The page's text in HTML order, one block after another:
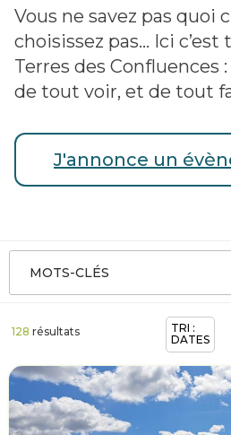
Vous ne savez pas quoi
choisissez pas... Ici c’est
Terres des Confluences
de tout voir, et de tout
J'annonce un
MOTS-CLÉS
128 résultats
TRI :
DATES